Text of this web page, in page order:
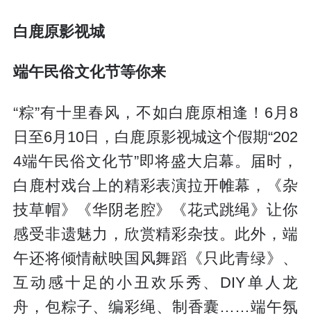
白鹿原影视城
端午民俗文化节等你来
“粽”有十里春风，不如白鹿原相逢！6月8
日至6月10日，白鹿原影视城这个假期“202
4端午民俗文化节”即将盛大启幕。届时，
白鹿村戏台上的精彩表演拉开帷幕，《杂
技草帽》《华阴老腔》《花式跳绳》让你
感受非遗魅力，欣赏精彩杂技。此外，端
午还将倾情献映国风舞蹈《只此青绿》、
互动感十足的小丑欢乐秀、DIY单人龙
舟，包粽子、编彩绳、制香囊……端午氛